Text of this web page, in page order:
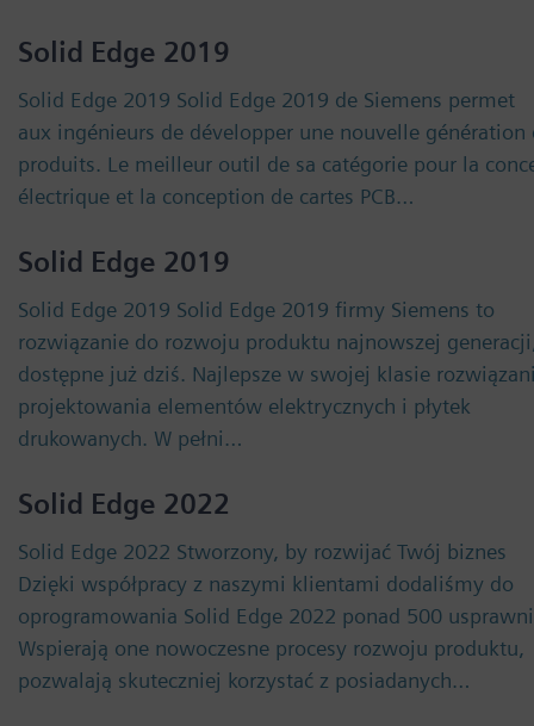
Solid Edge 2019
Solid Edge 2019 Solid Edge 2019 de Siemens permet
aux ingénieurs de développer une nouvelle génération
produits. Le meilleur outil de sa catégorie pour la
électrique et la conception de cartes PCB…
Solid Edge 2019
Solid Edge 2019 Solid Edge 2019 firmy Siemens to
rozwiązanie do rozwoju produktu najnowszej
dostępne już dziś. Najlepsze w swojej klasie
projektowania elementów elektrycznych i płytek
drukowanych. W pełni…
Solid Edge 2022
Solid Edge 2022 Stworzony, by rozwijać Twój biznes
Dzięki współpracy z naszymi klientami dodaliśmy do
oprogramowania Solid Edge 2022 ponad 500
Wspierają one nowoczesne procesy rozwoju produktu,
pozwalają skuteczniej korzystać z posiadanych…